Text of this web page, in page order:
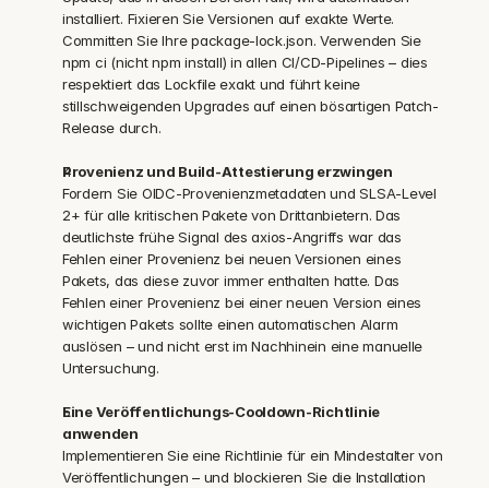
installiert. Fixieren Sie Versionen auf exakte Werte.
Committen Sie Ihre package-lock.json. Verwenden Sie
npm ci (nicht npm install) in allen CI/CD-Pipelines – dies
respektiert das Lockfile exakt und führt keine
stillschweigenden Upgrades auf einen bösartigen Patch-
Release durch.
Provenienz und Build-Attestierung erzwingen
Fordern Sie OIDC-Provenienzmetadaten und SLSA-Level
2+ für alle kritischen Pakete von Drittanbietern. Das
deutlichste frühe Signal des axios-Angriffs war das
Fehlen einer Provenienz bei neuen Versionen eines
Pakets, das diese zuvor immer enthalten hatte. Das
Fehlen einer Provenienz bei einer neuen Version eines
wichtigen Pakets sollte einen automatischen Alarm
auslösen – und nicht erst im Nachhinein eine manuelle
Untersuchung.
Eine Veröffentlichungs-Cooldown-Richtlinie
anwenden
Implementieren Sie eine Richtlinie für ein Mindestalter von
Veröffentlichungen – und blockieren Sie die Installation